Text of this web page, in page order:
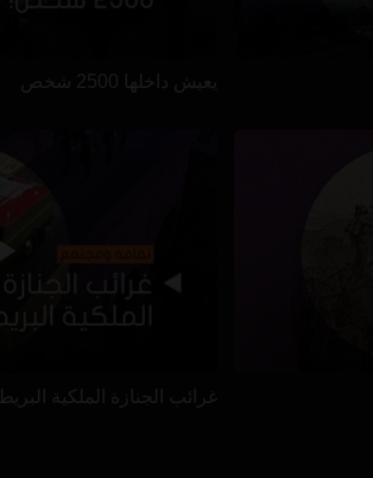
يعيش داخلها 2500 شخص
غرائب الجنازة الملكية